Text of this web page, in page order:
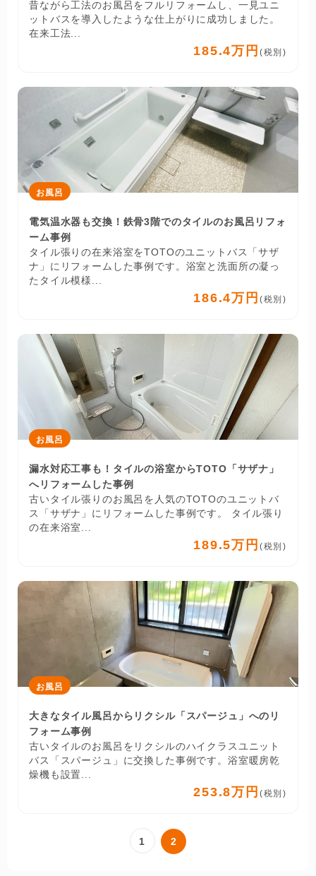
昔ながら工法のお風呂をフルリフォームし、一見ユニ
ットバスを導入したような仕上がりに成功しました。
在来工法...
185.4万円 (税別)
お風呂
電気温水器も交換！鉄骨3階でのタイルのお風呂リフォ
ーム事例
タイル張りの在来浴室をTOTOのユニットバス「サザ
ナ」にリフォームした事例です。浴室と洗面所の凝っ
たタイル模様...
186.4万円 (税別)
お風呂
漏水対応工事も！タイルの浴室からTOTO「サザナ」
へリフォームした事例
古いタイル張りのお風呂を人気のTOTOのユニットバ
ス「サザナ」にリフォームした事例です。 タイル張り
の在来浴室...
189.5万円 (税別)
お風呂
大きなタイル風呂からリクシル「スパージュ」へのリ
フォーム事例
古いタイルのお風呂をリクシルのハイクラスユニット
バス「スパージュ」に交換した事例です。浴室暖房乾
燥機も設置...
253.8万円 (税別)
1 2